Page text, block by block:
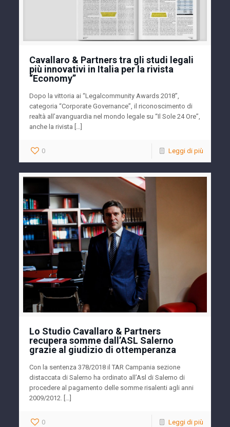
Cavallaro & Partners tra gli studi legali
più innovativi in Italia per la rivista
“Economy”
Dopo la vittoria ai “Legalcommunity Awards 2018”,
categoria “Corporate Governance”, il riconoscimento di
realtà all’avanguardia nel mondo legale su “Il Sole 24 Ore”,
anche la rivista […]
0 Leggi di più
Lo Studio Cavallaro & Partners
recupera somme dall’ASL Salerno
grazie al giudizio di ottemperanza
Con la sentenza 378/2018 il TAR Campania sezione
distaccata di Salerno ha ordinato all’Asl di Salerno di
procedere al pagamento delle somme risalenti agli anni
2009/2012. […]
0 Leggi di più